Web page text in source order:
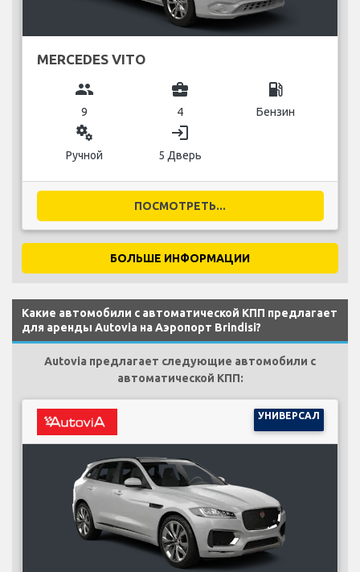
MERCEDES VITO
group
9
business_center
4
local_gas_station
Бензин
miscellaneous_services
Ручной
login
5 Дверь
ПОСМОТРЕТЬ...
БОЛЬШЕ ИНФОРМАЦИИ
Какие автомобили с автоматической КПП предлагает
для аренды Autovia на Аэропорт Brindisi?
Autovia предлагает следующие автомобили с
автоматической КПП:
УНИВЕРСАЛ